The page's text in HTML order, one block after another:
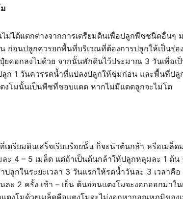
ม่ได้แตกต่างจากการเตรียมดินเพื่อปลูกพืชชนิดอื่นๆ
ก่อนปลูกควรยกพื้นที่บริเวณที่ต้องการปลูกให้เป็นร่อ
คอกลงไปด้วย จากนั้นพักดินไว้ประมาณ 3 วันเพื่อเ
ก 1 วันควรรดน้ำที่แปลงปลูกให้ชุ่มก่อน และพื้นที่ปลู
ตงโมนั้นเป็นพืชที่ชอบแดด หากไม่มีแดดลูกจะไม่โต
เตรียมดินเสร็จเรียบร้อยนั้น ก็จะนำต้นกล้า หรือเมล็
ละ 4 – 5 เมล็ด แต่ถ้าเป็นต้นกล้าให้ปลูกหลุมละ 1 ต้
ลูกในระยะเวลา 3 วันแรกให้รดน้ำวันละ 3 เวลาคือ
ละ 2 ครั้ง เช้า – เย็น ต้นอ่อนแตงโมจะงอกออกมาใ
ตงโมด้วยเมล็ดคือแตงโมจะไม่งอกหากอุณหภูมิของ